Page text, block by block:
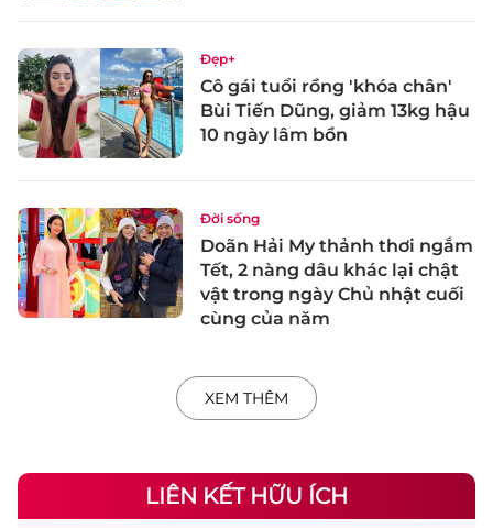
Đẹp+
Cô gái tuổi rồng 'khóa chân'
Bùi Tiến Dũng, giảm 13kg hậu
10 ngày lâm bồn
Đời sống
Doãn Hải My thảnh thơi ngắm
Tết, 2 nàng dâu khác lại chật
vật trong ngày Chủ nhật cuối
cùng của năm
XEM THÊM
LIÊN KẾT HỮU ÍCH